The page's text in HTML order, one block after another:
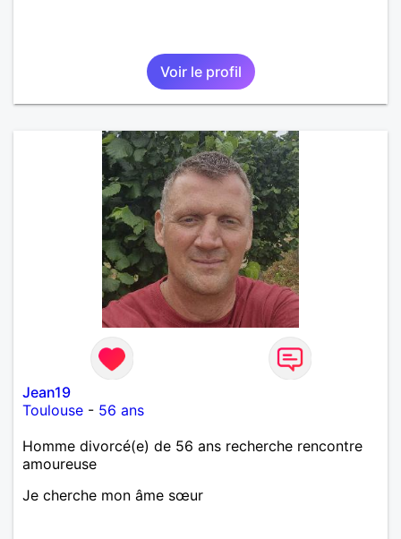
Voir le profil
Jean19
Toulouse - 56 ans
Homme divorcé(e) de 56 ans recherche rencontre
amoureuse
Je cherche mon âme sœur